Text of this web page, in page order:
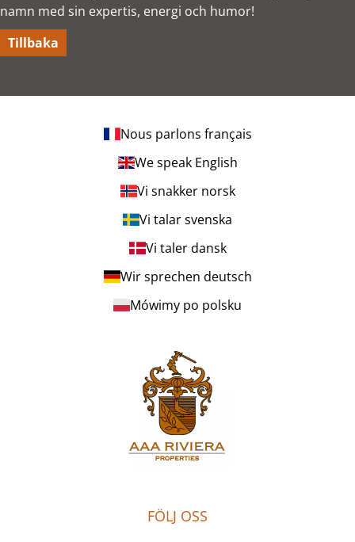
namn med sin expertis, energi och humor!
Tillbaka
Nous parlons français
We speak English
Vi snakker norsk
Vi talar svenska
Vi taler dansk
Wir sprechen deutsch
Mówimy po polsku
FÖLJ OSS